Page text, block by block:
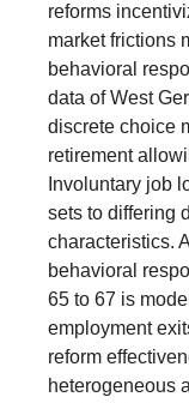
reforms
market frictions
behavioral
data of West
discrete choice
retirement
Involuntary job
sets to differing
characteristics.
behavioral
65 to 67 is
employment
reform
heterogeneous